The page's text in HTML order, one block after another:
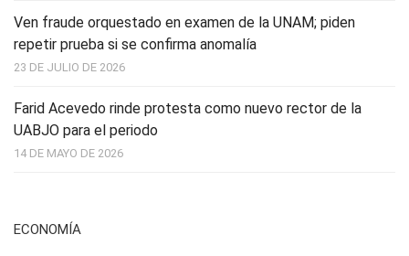
Ven fraude orquestado en examen de la UNAM; piden
repetir prueba si se confirma anomalía
23 DE JULIO DE 2026
Farid Acevedo rinde protesta como nuevo rector de la
UABJO para el periodo
14 DE MAYO DE 2026
ECONOMÍA